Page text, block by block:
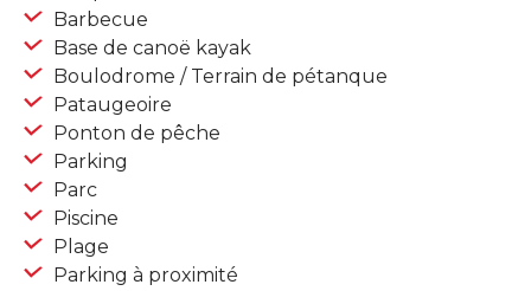
Barbecue
Base de canoë kayak
Boulodrome / Terrain de pétanque
Pataugeoire
Ponton de pêche
Parking
Parc
Piscine
Plage
Parking à proximité